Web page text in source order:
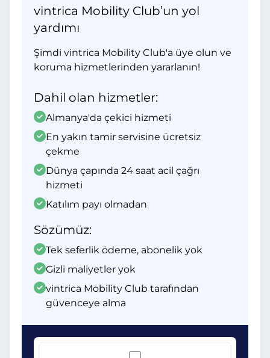
vintrica Mobility Club’un yol
yardımı
Şimdi vintrica Mobility Club'a üye olun ve
koruma hizmetlerinden yararlanın!
Dahil olan hizmetler:
Almanya'da çekici hizmeti
En yakın tamir servisine ücretsiz
çekme
Dünya çapında 24 saat acil çağrı
hizmeti
Katılım payı olmadan
Sözümüz:
Tek seferlik ödeme, abonelik yok
Gizli maliyetler yok
vintrica Mobility Club tarafından
güvenceye alma